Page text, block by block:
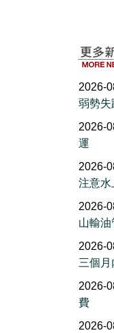
2026-
弱勢失
2026-
運
2026-
注意水
2026-
山輸油
2026-
三個月
2026-
費
2026-